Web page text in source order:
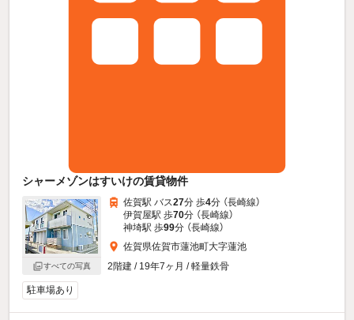
シャーメゾンはすいけの賃貸物件
すべての写真
佐賀駅 バス27分 歩4分 （長崎線）
伊賀屋駅 歩70分 （長崎線）
神埼駅 歩99分 （長崎線）
佐賀県佐賀市蓮池町大字蓮池
2階建 / 19年7ヶ月 / 軽量鉄骨
駐車場あり